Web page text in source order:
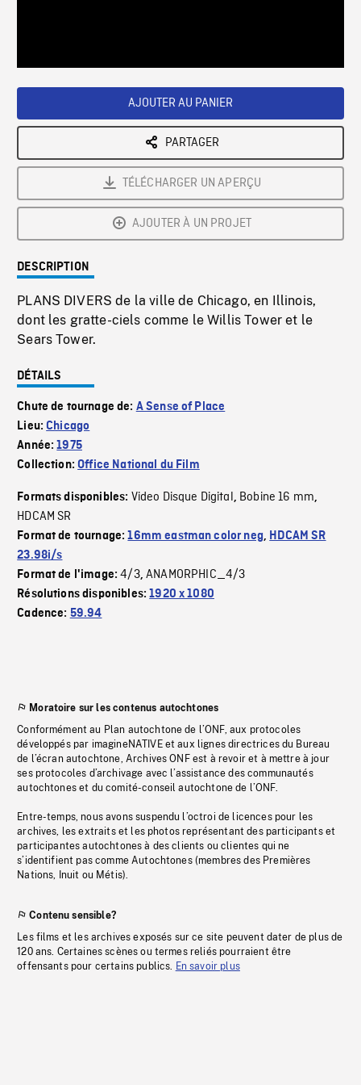
AJOUTER AU PANIER
PARTAGER
TÉLÉCHARGER UN APERÇU
AJOUTER À UN PROJET
DESCRIPTION
PLANS DIVERS de la ville de Chicago, en Illinois,
dont les gratte-ciels comme le Willis Tower et le
Sears Tower.
DÉTAILS
Chute de tournage de: A Sense of Place
Lieu:Chicago
Année:1975
Collection:Office National du Film
Formats disponibles: Video Disque Digital, Bobine 16 mm,
HDCAM SR
Format de tournage:16mm eastman color neg, HDCAM SR
23.98i/s
Format de l'image:4/3,ANAMORPHIC_4/3
Résolutions disponibles:1920 x 1080
Cadence: 59.94
Moratoire sur les contenus autochtones
Conformément au Plan autochtone de l’ONF, aux protocoles
développés par imagineNATIVE et aux lignes directrices du Bureau
de l’écran autochtone, Archives ONF est à revoir et à mettre à jour
ses protocoles d’archivage avec l’assistance des communautés
autochtones et du comité-conseil autochtone de l’ONF.
Entre-temps, nous avons suspendu l’octroi de licences pour les
archives, les extraits et les photos représentant des participants et
participantes autochtones à des clients ou clientes qui ne
s’identifient pas comme Autochtones (membres des Premières
Nations, Inuit ou Métis).
Contenu sensible?
Les films et les archives exposés sur ce site peuvent dater de plus de
120 ans. Certaines scènes ou termes reliés pourraient être
offensants pour certains publics. En savoir plus